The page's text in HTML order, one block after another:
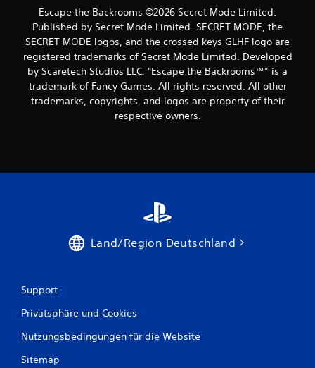
e
r
ü
h
r
u
n
g
f
l
i
t
e
Escape the Backrooms ©2026 Secret Mode Limited.
Published by Secret Mode Limited. SECRET MODE, the
SECRET MODE logos, and the crossed keys GLHF logo are
registered trademarks of Secret Mode Limited. Developed
by Scaretech Studios LLC. "Escape the Backrooms™” is a
trademark of Fancy Games. All rights reserved. All other
trademarks, copyrights, and logos are property of their
respective owners.
Land/Region Deutschland
Support
Privatsphäre und Cookies
Nutzungsbedingungen für die Website
Sitemap